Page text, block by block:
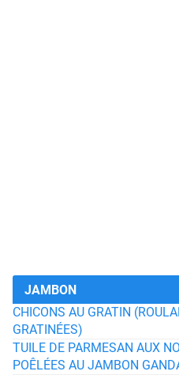
JAMBON
CHICONS AU GRATIN
GRATINÉES)
TUILE DE PARMESAN AUX
POÊLÉES AU JAMBON